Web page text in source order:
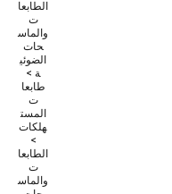
الطابعا
ت
والماس
حات
الضوئي
ة >
طابعا
ت
المست
هلكات
>
الطابعا
ت
والماس